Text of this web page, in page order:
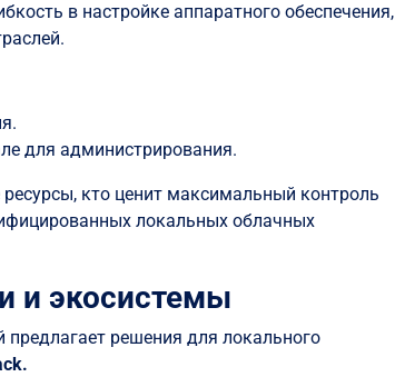
в настройке аппаратного обеспечения,
для администрирования.
кто ценит максимальный контроль
локальных облачных
и экосистемы
предлагает решения для локального